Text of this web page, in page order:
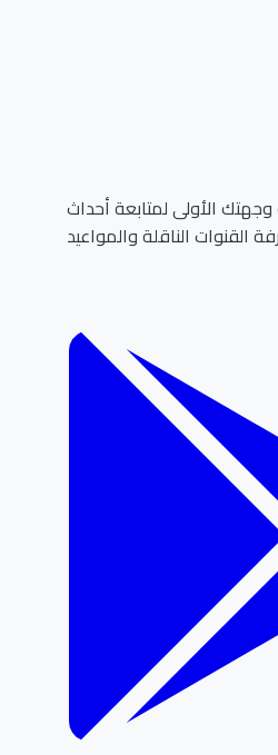
الأولى لمتابعة أحداث
الناقلة والمواعيد